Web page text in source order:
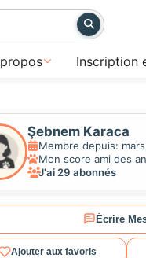
Inscription
Şebnem Karaca
Membre depuis:
Mon score ami des
J'ai 29 abonnés
Écrire
Ajouter aux favoris